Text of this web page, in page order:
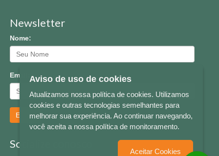
Newsletter
Nome:
Email:
Enviar
Socialize conosco
Aviso de uso de cookies
Atualizamos nossa política de cookies. Utilizamos
cookies e outras tecnologias semelhantes para
melhorar sua experiência. Ao continuar navegando,
você aceita a nossa política de monitoramento.
Aceitar Cookies